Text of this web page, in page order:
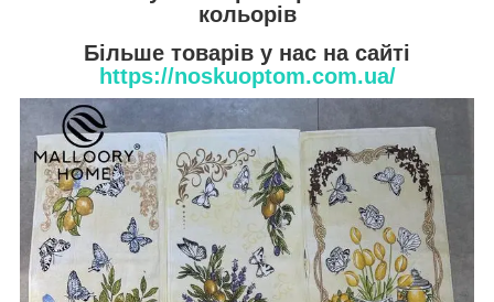
кольорів
Більше товарів у нас на сайті
https://noskuoptom.com.ua/